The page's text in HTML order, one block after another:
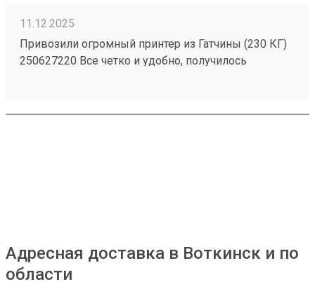
11.12.2025
Привозили огромный принтер из Гатчины (230 КГ)
250627220 Все четко и удобно, получилось
Адресная доставка в Воткинск и по
области